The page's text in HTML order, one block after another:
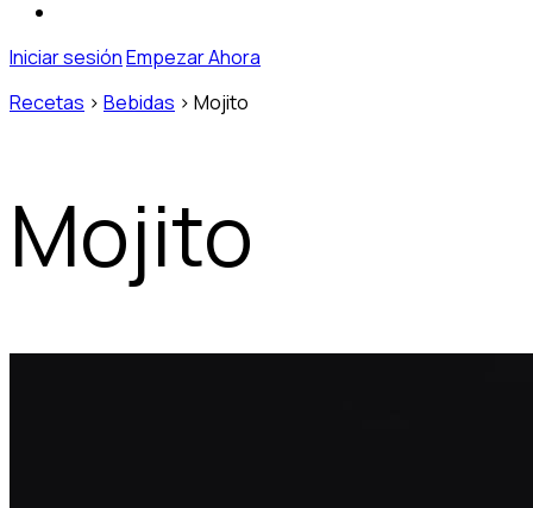
Iniciar sesiónEmpezar Ahora
Recetas > Bebidas > Mojito
Mojito